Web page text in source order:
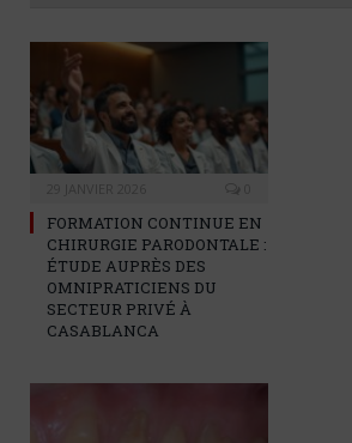
FORMATION CONTINUE EN
CHIRURGIE PARODONTALE :
ÉTUDE AUPRÈS DES
OMNIPRATICIENS DU
SECTEUR PRIVÉ À
CASABLANCA